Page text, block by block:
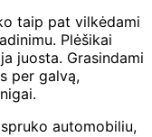
taip pat vilkėdami
Plėšikai
juosta. Grasindami
per galvą,
automobiliu,